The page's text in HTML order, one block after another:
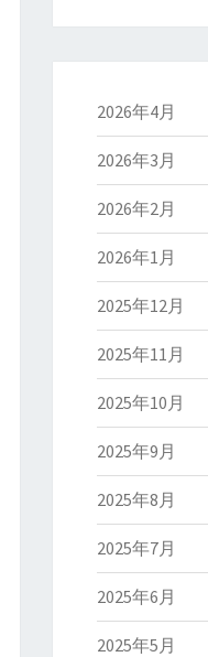
2026年4月
2026年3月
2026年2月
2026年1月
2025年12月
2025年11月
2025年10月
2025年9月
2025年8月
2025年7月
2025年6月
2025年5月